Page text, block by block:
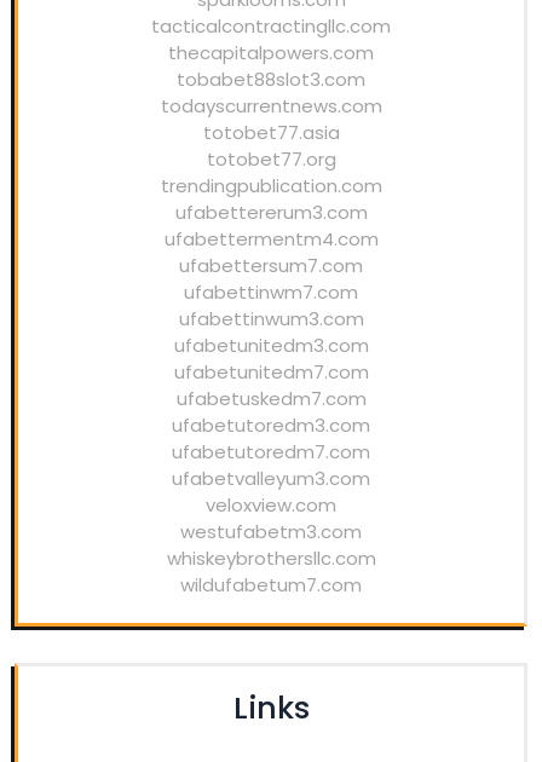
tacticalcontractingllc.com
thecapitalpowers.com
tobabet88slot3.com
todayscurrentnews.com
totobet77.asia
totobet77.org
trendingpublication.com
ufabettererum3.com
ufabettermentm4.com
ufabettersum7.com
ufabettinwm7.com
ufabettinwum3.com
ufabetunitedm3.com
ufabetunitedm7.com
ufabetuskedm7.com
ufabetutoredm3.com
ufabetutoredm7.com
ufabetvalleyum3.com
veloxview.com
westufabetm3.com
whiskeybrothersllc.com
wildufabetum7.com
Links